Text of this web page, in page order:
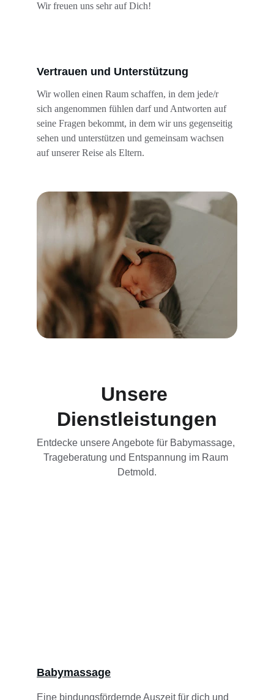
Wir freuen uns sehr auf Dich!
Vertrauen und Unterstützung
Wir wollen einen Raum schaffen, in dem jede/r
sich angenommen fühlen darf und Antworten auf
seine Fragen bekommt, in dem wir uns gegenseitig
sehen und unterstützen und gemeinsam wachsen
auf unserer Reise als Eltern.
Unsere
Dienstleistungen
Entdecke unsere Angebote für Babymassage,
Trageberatung und Entspannung im Raum
Detmold.
Babymassage
Eine bindungsfördernde Auszeit für dich und